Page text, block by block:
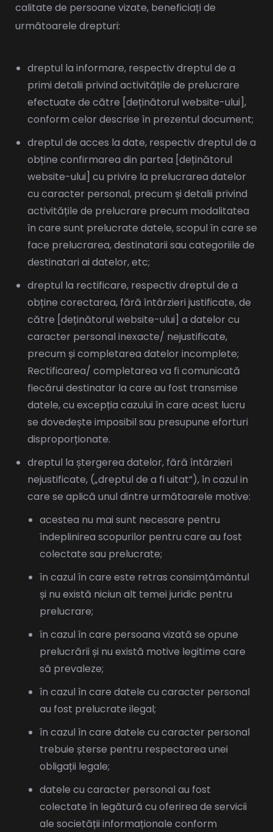
calitate de persoane vizate, beneficiați de
următoarele drepturi:
dreptul la informare, respectiv dreptul de a
primi detalii privind activitățile de prelucrare
efectuate de către [deținătorul website-ului],
conform celor descrise în prezentul document;
dreptul de acces la date, respectiv dreptul de a
obține confirmarea din partea [deținătorul
website-ului] cu privire la prelucrarea datelor
cu caracter personal, precum și detalii privind
activitățile de prelucrare precum modalitatea
în care sunt prelucrate datele, scopul în care se
face prelucrarea, destinatarii sau categoriile de
destinatari ai datelor, etc;
dreptul la rectificare, respectiv dreptul de a
obține corectarea, fără întârzieri justificate, de
către [deținătorul website-ului] a datelor cu
caracter personal inexacte/ nejustificate,
precum și completarea datelor incomplete;
Rectificarea/ completarea va fi comunicată
fiecărui destinatar la care au fost transmise
datele, cu excepția cazului în care acest lucru
se dovedește imposibil sau presupune eforturi
disproporționate.
dreptul la ștergerea datelor, fără întârzieri
nejustificate, („dreptul de a fi uitat”), în cazul in
care se aplică unul dintre următoarele motive:
acestea nu mai sunt necesare pentru
îndeplinirea scopurilor pentru care au fost
colectate sau prelucrate;
în cazul în care este retras consimțământul
și nu există niciun alt temei juridic pentru
prelucrare;
în cazul în care persoana vizată se opune
prelucrării și nu există motive legitime care
să prevaleze;
în cazul în care datele cu caracter personal
au fost prelucrate ilegal;
în cazul în care datele cu caracter personal
trebuie șterse pentru respectarea unei
obligații legale;
datele cu caracter personal au fost
colectate în legătură cu oferirea de servicii
ale societății informaționale conform